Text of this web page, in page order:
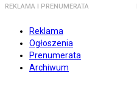
REKLAMA I PRENUMERATA
Reklama
Ogłoszenia
Prenumerata
Archiwum